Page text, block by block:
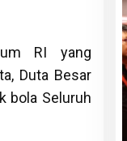
RI yang
Duta Besar
bola Seluruh